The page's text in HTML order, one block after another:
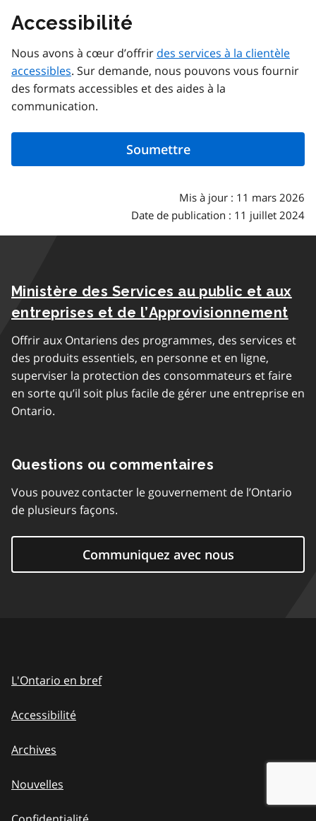
Accessibilité
Nous avons à cœur d’offrir des services à la clientèle
accessibles. Sur demande, nous pouvons vous fournir
des formats accessibles et des aides à la
communication.
Mis à jour : 11 mars 2026
Date de publication : 11 juillet 2024
Ministère des Services au public et aux
entreprises et de l’Approvisionnement
Offrir aux Ontariens des programmes, des services et
des produits essentiels, en personne et en ligne,
superviser la protection des consommateurs et faire
en sorte qu’il soit plus facile de gérer une entreprise en
Ontario.
Questions ou commentaires
Vous pouvez contacter le gouvernement de l’Ontario
de plusieurs façons.
Communiquez avec nous
L'Ontario en bref
Accessibilité
Archives
Nouvelles